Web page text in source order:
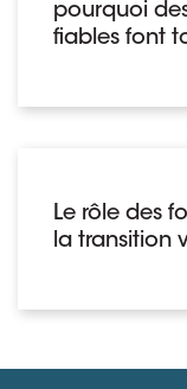
pourquoi
fiables font
Le rôle des
la transition